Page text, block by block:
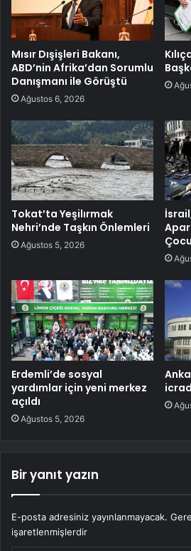
Mısır Dışişleri Bakanı,
ABD’nin Afrika’dan Sorumlu
Danışmanı ile Görüştü
Ağustos 6, 2026
Tokat’ta Yeşilırmak
Nehri’nde Taşkın Önlemleri
Ağustos 5, 2026
Erdemli’de sosyal
yardımlar için yeni merkez
açıldı
Ağustos 5, 2026
Bir yanıt yazın
E-posta adresiniz yayınlanmayacak.
işaretlenmişlerdir